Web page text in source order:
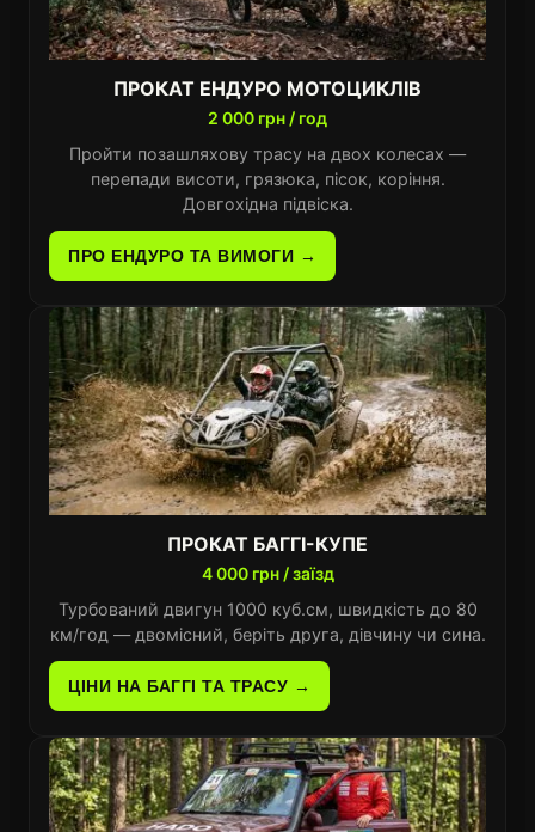
ПРОКАТ ЕНДУРО МОТОЦИКЛІВ
2 000 грн / год
Пройти позашляхову трасу на двох колесах —
перепади висоти, грязюка, пісок, коріння.
Довгохідна підвіска.
ПРО ЕНДУРО ТА ВИМОГИ →
ПРОКАТ БАГГІ-КУПЕ
4 000 грн / заїзд
Турбований двигун 1000 куб.см, швидкість до 80
км/год — двомісний, беріть друга, дівчину чи сина.
ЦІНИ НА БАГГІ ТА ТРАСУ →